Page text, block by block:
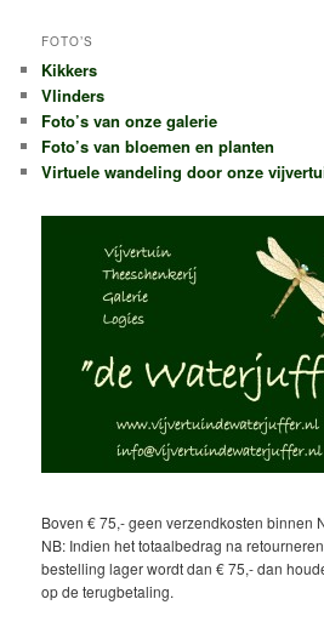
FOTO’S
Kikkers
Vlinders
Foto’s van onze galerie
Foto’s van bloemen en planten
Virtuele wandeling door onze
Boven € 75,- geen verzendkosten binnen
NB: Indien het totaalbedrag na
bestelling lager wordt dan € 75,- dan
op de terugbetaling.